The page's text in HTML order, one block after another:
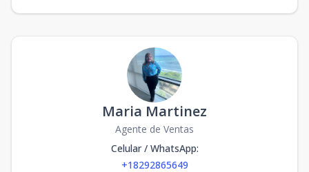
Maria Martinez
Agente de Ventas
Celular / WhatsApp:
+18292865649